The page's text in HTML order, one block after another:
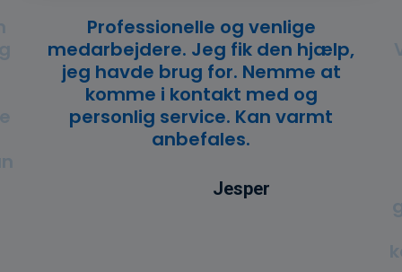
Professionelle og venlige
medarbejdere. Jeg fik den hjælp,
jeg havde brug for. Nemme at
komme i kontakt med og
personlig service. Kan varmt
anbefales.
Jesper